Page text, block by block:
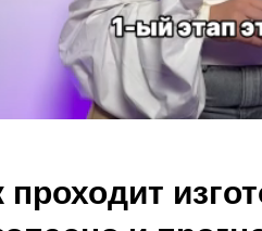
проходит